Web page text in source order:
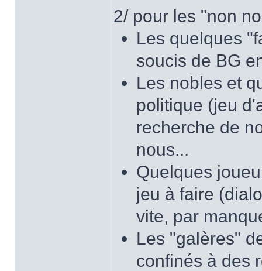
2/ pour les "non
Les quelques
soucis de BG
Les nobles et
politique (jeu
recherche de
nous...
Quelques
jeu à faire
vite, par
Les "galères"
confinés à des